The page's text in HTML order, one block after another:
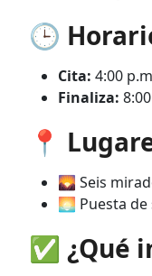
🕒
Cita: 4:00
Finaliza:
📍
🌄 Seis
🌅 Puesta
✅ ¿Qué